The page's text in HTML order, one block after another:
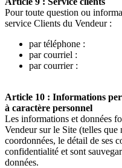
Pour toute question ou
service Clients du Vendeur :
par téléphone :
par courriel :
par courrier :
Article 10 : Informations
à caractère personnel
Les informations et données
Vendeur sur le Site (telles que
coordonnées, le détail de ses
confidentialité et sont
données.